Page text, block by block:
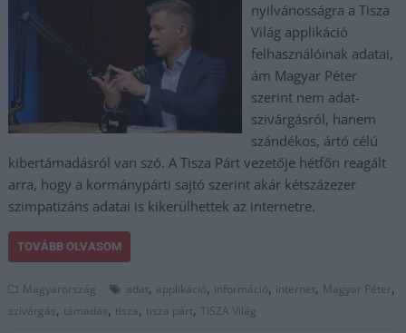
nyilvánosságra a Tisza
Világ applikáció
felhasználóinak adatai,
ám Magyar Péter
szerint nem adat­
szivárgásról, hanem
szándékos, ártó célú
kibertámadásról van szó. A Tisza Párt vezetője hétfőn reagált
arra, hogy a kormánypárti sajtó szerint akár kétszázezer
szimpatizáns adatai is kikerülhettek az internetre.
TOVÁBB OLVASOM
Magyarország adat, applikáció, információ, internet, Magyar Péter,
szivárgás, támadás, tisza, tisza párt,TISZA Világ